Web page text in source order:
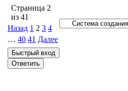
Страница 2
из 41
Назад 1 2 3 4
… 40 41 Далее